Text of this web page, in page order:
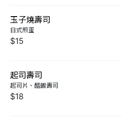
玉子燒壽司
日式煎蛋
$15
起司壽司
起司片、醋飯壽司
$18